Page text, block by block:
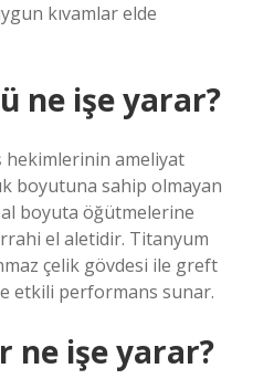
kıvamlar elde
ne işe yarar?
hekimlerinin ameliyat
boyutuna sahip olmayan
boyuta öğütmelerine
el aletidir. Titanyum
çelik gövdesi ile greft
etkili performans sunar.
ne işe yarar?